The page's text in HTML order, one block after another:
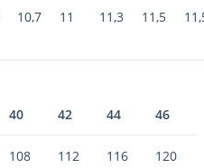
10,7 11 11,3 11,5
40 42 44 46
108 112 116 120